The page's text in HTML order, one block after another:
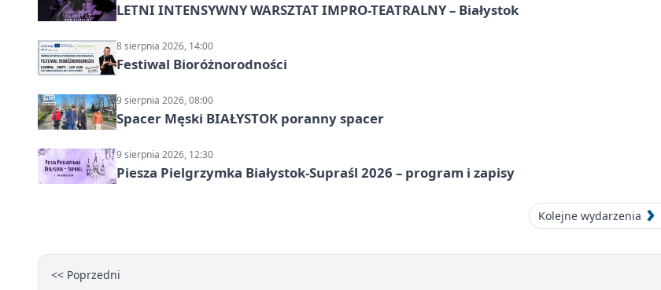
LETNI INTENSYWNY WARSZTAT IMPRO-TEATRALNY – Białystok
8 sierpnia 2026, 14:00
Festiwal Bioróżnorodności
9 sierpnia 2026, 08:00
Spacer Męski BIAŁYSTOK poranny spacer
9 sierpnia 2026, 12:30
Piesza Pielgrzymka Białystok-Supraśl 2026 – program i zapisy
Kolejne wydarzenia
<< Poprzedni